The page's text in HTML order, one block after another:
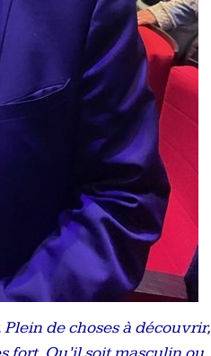
de choses à découvrir,